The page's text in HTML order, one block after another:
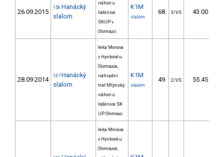
26.09.2015
156 Hanácký
slalom
náhon u
loděnice
SKUP v
Olomouci
K1M
slalom
68. 3/VS 43.00
28.09.2014 137 Hanácký
slalom
řeka Morava
v Hynkově u
Olomouce,
náhradní
trať Mlýnský
náhon u
loděnice SK
UP Olomouc
K1M
slalom
49. 2/VS 55.45
řeka Morava
v Hynkově u
Olomouce,